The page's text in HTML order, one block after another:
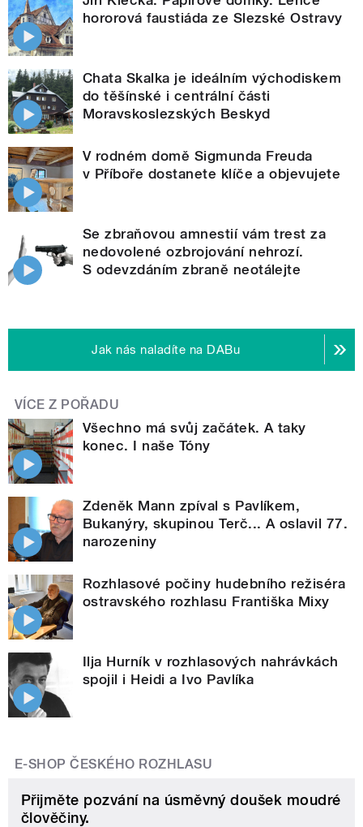
hororová faustiáda ze Slezské Ostravy
Chata Skalka je ideálním východiskem
do těšínské i centrální části
Moravskoslezských Beskyd
V rodném domě Sigmunda Freuda
v Příboře dostanete klíče a objevujete
Se zbraňovou amnestií vám trest za
nedovolené ozbrojování nehrozí.
S odevzdáním zbraně neotálejte
Jak nás naladíte na DABu
VÍCE Z POŘADU
Všechno má svůj začátek. A taky
konec. I naše Tóny
Zdeněk Mann zpíval s Pavlíkem,
Bukanýry, skupinou Terč... A oslavil 77.
narozeniny
Rozhlasové počiny hudebního režiséra
ostravského rozhlasu Františka Mixy
Ilja Hurník v rozhlasových nahrávkách
spojil i Heidi a Ivo Pavlíka
E-SHOP ČESKÉHO ROZHLASU
Přijměte pozvání na úsměvný doušek moudré
člověčiny.